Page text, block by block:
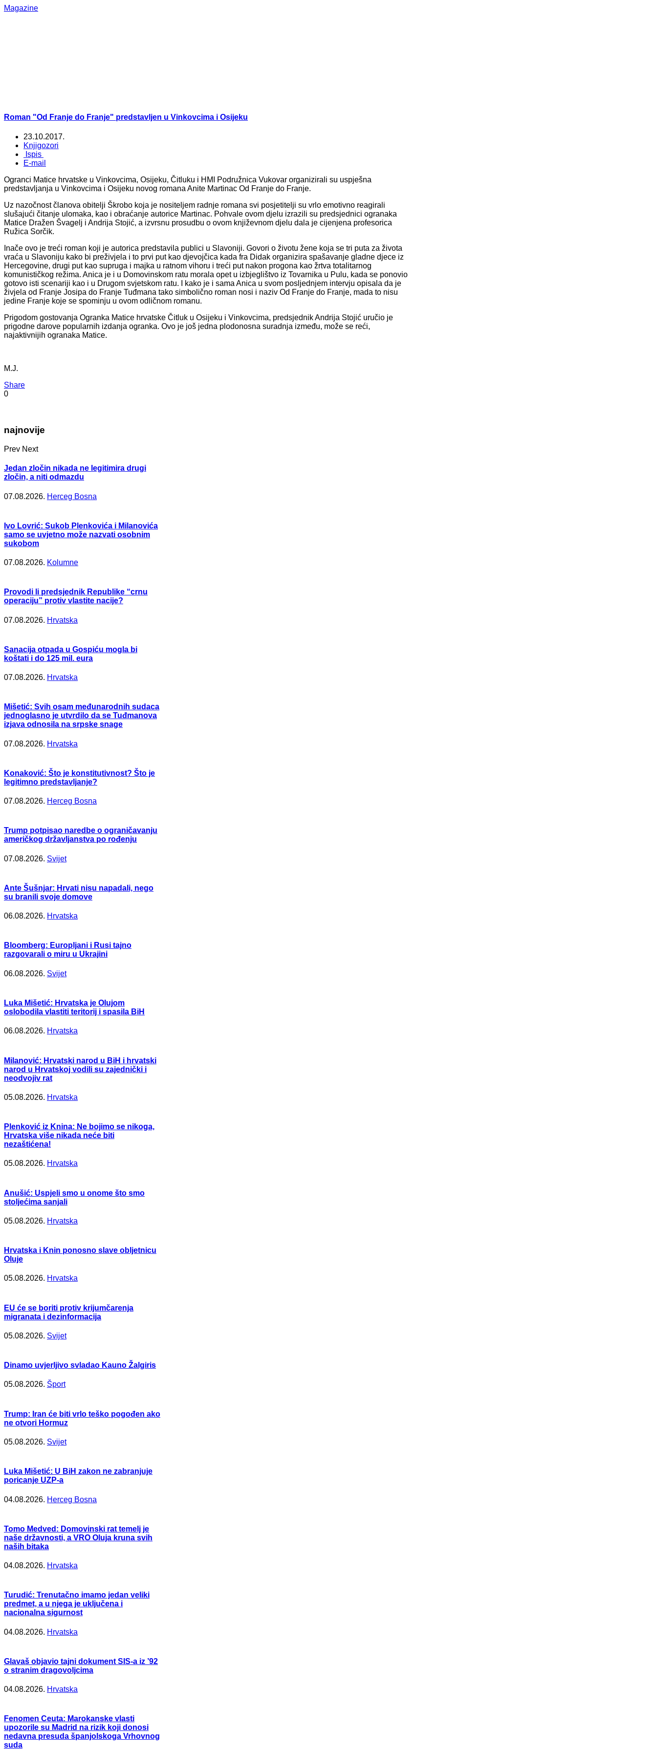
Magazine
Roman "Od Franje do Franje" predstavljen u Vinkovcima i Osijeku
23.10.2017.
Knjigozori
Ispis
E-mail
Ogranci Matice hrvatske u Vinkovcima, Osijeku, Čitluku i HMI Podružnica Vukovar organizirali su uspješna
predstavljanja u Vinkovcima i Osijeku novog romana Anite Martinac Od Franje do Franje.
Uz nazočnost članova obitelji Škrobo koja je nositeljem radnje romana svi posjetitelji su vrlo emotivno reagirali
slušajući čitanje ulomaka, kao i obraćanje autorice Martinac. Pohvale ovom djelu izrazili su predsjednici ogranaka
Matice Dražen Švagelj i Andrija Stojić, a izvrsnu prosudbu o ovom književnom djelu dala je cijenjena profesorica
Ružica Sorčik.
Inače ovo je treći roman koji je autorica predstavila publici u Slavoniji. Govori o životu žene koja se tri puta za života
vraća u Slavoniju kako bi preživjela i to prvi put kao djevojčica kada fra Didak organizira spašavanje gladne djece iz
Hercegovine, drugi put kao supruga i majka u ratnom vihoru i treći put nakon progona kao žrtva totalitarnog
komunističkog režima. Anica je i u Domovinskom ratu morala opet u izbjeglištvo iz Tovarnika u Pulu, kada se ponovio
gotovo isti scenariji kao i u Drugom svjetskom ratu. I kako je i sama Anica u svom posljednjem intervju opisala da je
živjela od Franje Josipa do Franje Tuđmana tako simbolično roman nosi i naziv Od Franje do Franje, mada to nisu
jedine Franje koje se spominju u ovom odličnom romanu.
Prigodom gostovanja Ogranka Matice hrvatske Čitluk u Osijeku i Vinkovcima, predsjednik Andrija Stojić uručio je
prigodne darove popularnih izdanja ogranka. Ovo je još jedna plodonosna suradnja između, može se reći,
najaktivnijih ogranaka Matice.
M.J.
Share
0
najnovije
Prev Next
Jedan zločin nikada ne legitimira drugi
zločin, a niti odmazdu
07.08.2026. Herceg Bosna
Ivo Lovrić: Sukob Plenkovića i Milanovića
samo se uvjetno može nazvati osobnim
sukobom
07.08.2026. Kolumne
Provodi li predsjednik Republike “crnu
operaciju” protiv vlastite nacije?
07.08.2026. Hrvatska
Sanacija otpada u Gospiću mogla bi
koštati i do 125 mil. eura
07.08.2026. Hrvatska
Mišetić: Svih osam međunarodnih sudaca
jednoglasno je utvrdilo da se Tuđmanova
izjava odnosila na srpske snage
07.08.2026. Hrvatska
Konaković: Što je konstitutivnost? Što je
legitimno predstavljanje?
07.08.2026. Herceg Bosna
Trump potpisao naredbe o ograničavanju
američkog državljanstva po rođenju
07.08.2026. Svijet
Ante Šušnjar: Hrvati nisu napadali, nego
su branili svoje domove
06.08.2026. Hrvatska
Bloomberg: Europljani i Rusi tajno
razgovarali o miru u Ukrajini
06.08.2026. Svijet
Luka Mišetić: Hrvatska je Olujom
oslobodila vlastiti teritorij i spasila BiH
06.08.2026. Hrvatska
Milanović: Hrvatski narod u BiH i hrvatski
narod u Hrvatskoj vodili su zajednički i
neodvojiv rat
05.08.2026. Hrvatska
Plenković iz Knina: Ne bojimo se nikoga,
Hrvatska više nikada neće biti
nezaštićena!
05.08.2026. Hrvatska
Anušić: Uspjeli smo u onome što smo
stoljećima sanjali
05.08.2026. Hrvatska
Hrvatska i Knin ponosno slave obljetnicu
Oluje
05.08.2026. Hrvatska
EU će se boriti protiv krijumčarenja
migranata i dezinformacija
05.08.2026. Svijet
Dinamo uvjerljivo svladao Kauno Žalgiris
05.08.2026. Šport
Trump: Iran će biti vrlo teško pogođen ako
ne otvori Hormuz
05.08.2026. Svijet
Luka Mišetić: U BiH zakon ne zabranjuje
poricanje UZP-a
04.08.2026. Herceg Bosna
Tomo Medved: Domovinski rat temelj je
naše državnosti, a VRO Oluja kruna svih
naših bitaka
04.08.2026. Hrvatska
Turudić: Trenutačno imamo jedan veliki
predmet, a u njega je uključena i
nacionalna sigurnost
04.08.2026. Hrvatska
Glavaš objavio tajni dokument SIS-a iz ’92
o stranim dragovoljcima
04.08.2026. Hrvatska
Fenomen Ceuta: Marokanske vlasti
upozorile su Madrid na rizik koji donosi
nedavna presuda španjolskoga Vrhovnog
suda